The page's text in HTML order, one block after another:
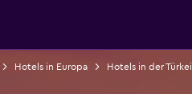
Hotels in Europa Hotels in der Türkei